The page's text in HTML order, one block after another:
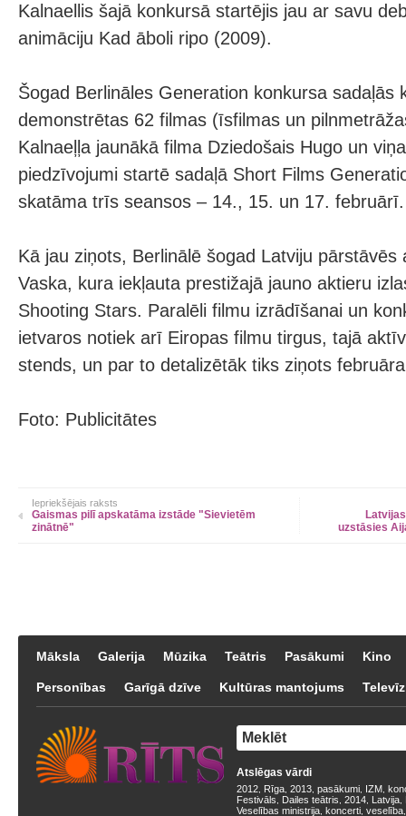
Kalnaellis šajā konkursā startējis jau ar savu
animāciju Kad āboli ripo (2009).
Šogad Berlināles Generation konkursa sadaļās
demonstrētas 62 filmas (īsfilmas un
Kalnaeļļa jaunākā filma Dziedošais Hugo un
piedzīvojumi startē sadaļā Short Films
skatāma trīs seansos – 14., 15. un 17. februārī.
Kā jau ziņots, Berlinālē šogad Latviju
Vaska, kura iekļauta prestižajā jauno aktieru
Shooting Stars. Paralēli filmu izrādīšanai un
ietvaros notiek arī Eiropas filmu tirgus, tajā
stends, un par to detalizētāk tiks ziņots
Foto: Publicitātes
Iepriekšējais raksts
Gaismas pilī apskatāma izstāde "Sievietēm
zinātnē"
uzstāsies
Māksla Galerija Mūzika Teātris Pasākumi Kino
Personības Garīgā dzīve Kultūras mantojums
Atslēgas vārdi
2012 Rīga 2013 pasākumi IZM
Festivāls
Dailes teātris 2014 Latvija
Veselības ministrija koncerti veselība